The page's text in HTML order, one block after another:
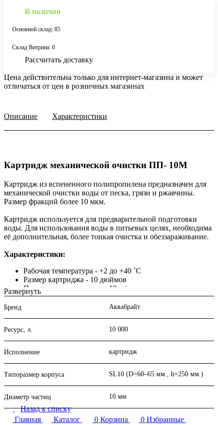
В наличии
Основной склад: 85
Склад Витрина: 0
Рассчитать доставку
Цена действительна только для интернет-магазина и может
отличаться от цен в розничных магазинах
Описание Характеристики
Картридж механической очистки ПП- 10M
Картридж из вспененного полипропилена предназначен для
механической очистки воды от песка, грязи и ржавчины.
Размер фракций более 10 мкм.
Картридж используется для предварительной подготовки
воды. Для использования воды в питьевых целях, необходима
её дополнительная, более тонкая очистка и обеззараживание.
Характеристики:
Рабочая температура - +2 до +40 ˚С
Размер картриджа - 10 дюймов
Производительность - до 10 л./мин.
Примерный ресурс - до 10 000 л.
Назначение - применяется для очистки воды от
более 6 месяцев
Внимание!
не используйте для микробиологически
небезопасной воды или воды неизвестного происхождения
магазине "НИВА" с доставкой по Перми и России
Развернуть
Бренд Аквабрайт
Ресурс, л. 10 000
Исполнение картридж
Типоразмер корпуса SL10 (D=60–65 мм., h=250 мм.)
Диаметр частиц 10 мм
Назад к списку
Главная
Каталог 0 Корзина 0 Избранные